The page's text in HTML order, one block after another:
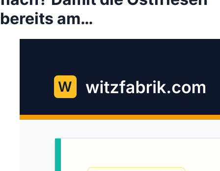
bereits am…